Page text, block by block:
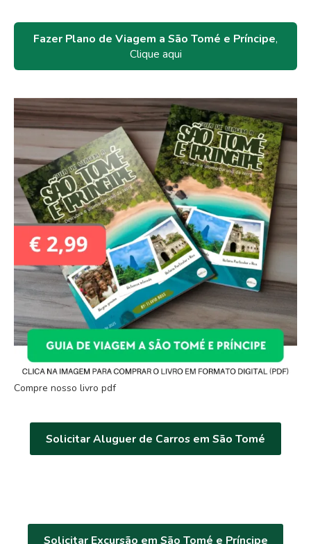
Fazer Plano de Viagem a São Tomé e Príncipe,
Clique aqui
Compre nosso livro pdf
Solicitar Aluguer de Carros em São Tomé
Solicitar Excursão em São Tomé e Príncipe